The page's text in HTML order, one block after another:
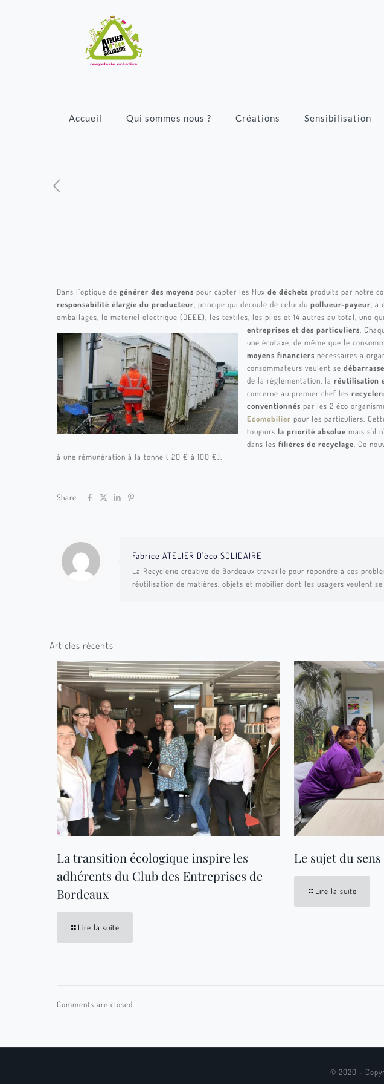
Accueil Qui sommes nous ? Créations Sensibilisation
Dans l’optique de générer des moyens pour capter les flux de déchets produits par notre
responsabilité élargie du producteur , principe qui découle de celui du pollueur-payeur ,
emballages, le matériel électrique (DEEE), les textiles, les piles et 14 autres au total, une
entreprises et des particuliers
une écotaxe, de même que le
moyens financiers nécessaires à
consommateurs veulent se
de la réglementation, la réutilisation
concerne au premier chef les
conventionnés par les 2 éco
Ecomobilier pour les particuliers.
toujours la priorité absolue mais s’il
dans les filières de recyclage . Ce
à une rémunération à la tonne ( 20 € à 100 €).
Share
Fabrice ATELIER D'éco SOLIDAIRE
La Recyclerie créative de Bordeaux travaille pour répondre à ces
réutilisation de matières, objets et mobilier dont les usagers veulent se
Articles récents
La transition écologique inspire les
adhérents du Club des Entreprises de
Bordeaux
Lire la suite
Le sujet du
Lire la suite
Comments are closed.
© 2020 -